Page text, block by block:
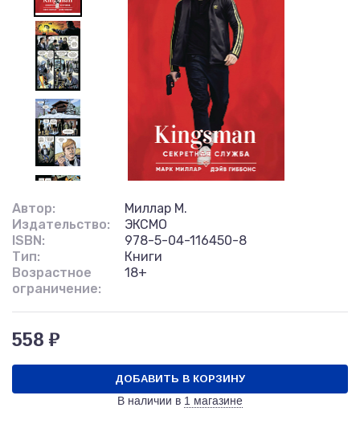
Автор:
Миллар М.
Издательство:
ЭКСМО
ISBN:
978-5-04-116450-8
Тип:
Книги
Возрастное
ограничение:
18+
558 ₽
ДОБАВИТЬ В КОРЗИНУ
В наличии в 1 магазине